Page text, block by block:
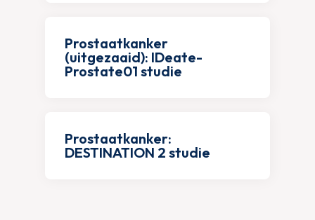
Prostaatkanker
(uitgezaaid): IDeate-
Prostate01 studie
Prostaatkanker:
DESTINATION 2 studie